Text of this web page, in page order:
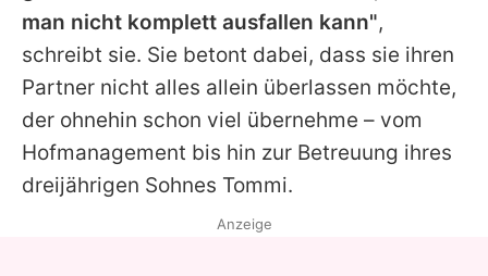
man nicht komplett ausfallen kann",
schreibt sie. Sie betont dabei, dass sie ihren
Partner nicht alles allein überlassen möchte,
der ohnehin schon viel übernehme – vom
Hofmanagement bis hin zur Betreuung ihres
dreijährigen Sohnes Tommi.
Anzeige